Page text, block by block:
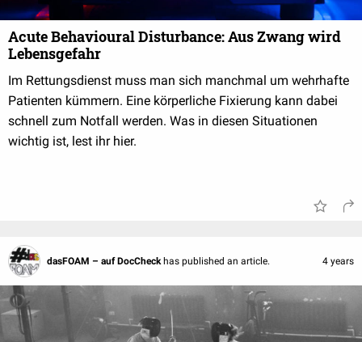
Acute Behavioural Disturbance: Aus Zwang wird
Lebensgefahr
Im Rettungsdienst muss man sich manchmal um wehrhafte
Patienten kümmern. Eine körperliche Fixierung kann dabei
schnell zum Notfall werden. Was in diesen Situationen
wichtig ist, lest ihr hier.
dasFOAM – auf DocCheck has published an article. 4 years